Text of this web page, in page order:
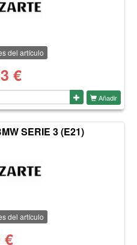
del artículo
€
Añadir
SERIE 3 (E21)
del artículo
€